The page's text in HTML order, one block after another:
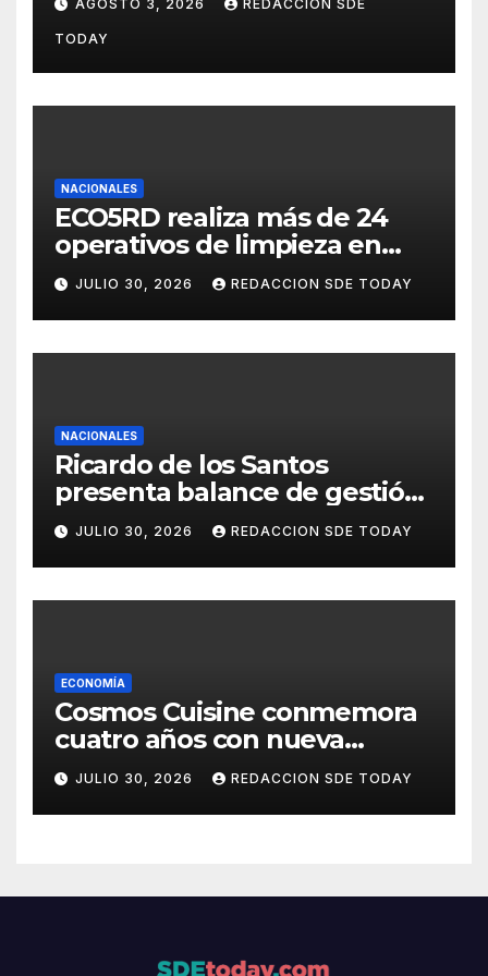
consolidando una cultura de
alianza y colaboración
AGOSTO 3, 2026 REDACCION SDE
TODAY
NACIONALES
ECO5RD realiza más de 24
operativos de limpieza en
diferentes provincias y
municipios del país
JULIO 30, 2026 REDACCION SDE TODAY
NACIONALES
Ricardo de los Santos
presenta balance de gestión
con 416 iniciativas aprobadas
y avances históricos en el
Senado
JULIO 30, 2026 REDACCION SDE TODAY
ECONOMÍA
Cosmos Cuisine conmemora
cuatro años con nueva
administración y nuevos
sabores
JULIO 30, 2026 REDACCION SDE TODAY